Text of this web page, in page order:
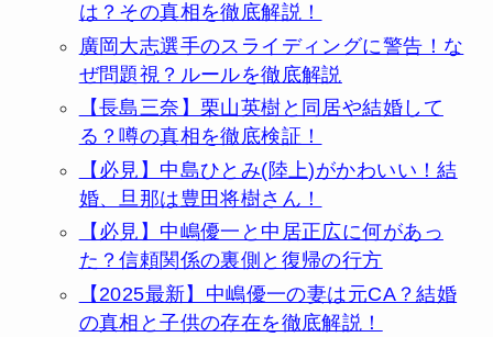
は？その真相を徹底解説！
廣岡大志選手のスライディングに警告！な
ぜ問題視？ルールを徹底解説
【長島三奈】栗山英樹と同居や結婚して
る？噂の真相を徹底検証！
【必見】中島ひとみ(陸上)がかわいい！結
婚、旦那は豊田将樹さん！
【必見】中嶋優一と中居正広に何があっ
た？信頼関係の裏側と復帰の行方
【2025最新】中嶋優一の妻は元CA？結婚
の真相と子供の存在を徹底解説！